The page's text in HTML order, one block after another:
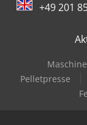
+49 201
Pelletpresse